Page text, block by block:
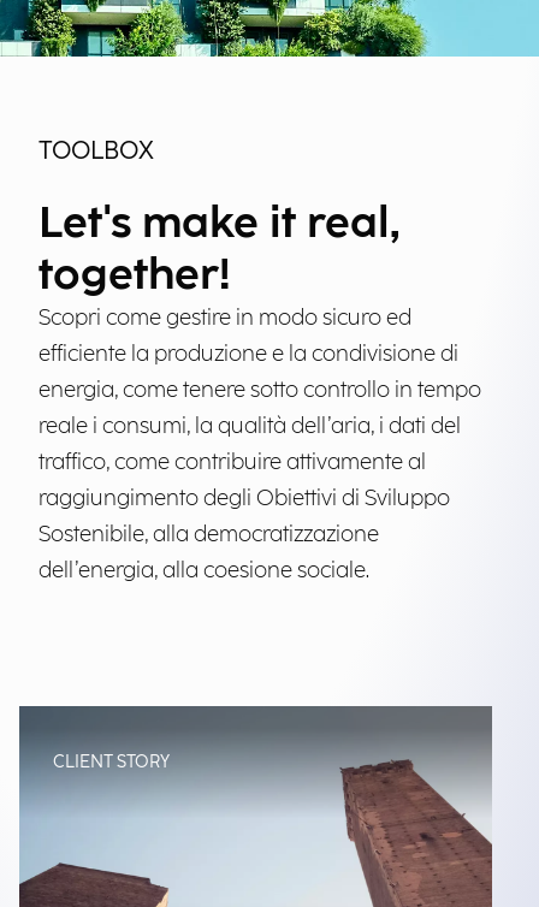
TOOLBOX
Let's make it real,
together!
Scopri come gestire in modo sicuro ed
efficiente la produzione e la condivisione di
energia, come tenere sotto controllo in tempo
reale i consumi, la qualità dell’aria, i dati del
traffico, come contribuire attivamente al
raggiungimento degli Obiettivi di Sviluppo
Sostenibile, alla democratizzazione
dell’energia, alla coesione sociale.
CLIENT STORY